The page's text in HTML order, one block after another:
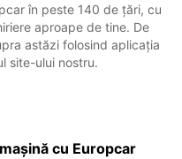
în peste 140 de țări, cu
aproape de tine. De
astăzi folosind aplicația
site-ului nostru.
cu Europcar